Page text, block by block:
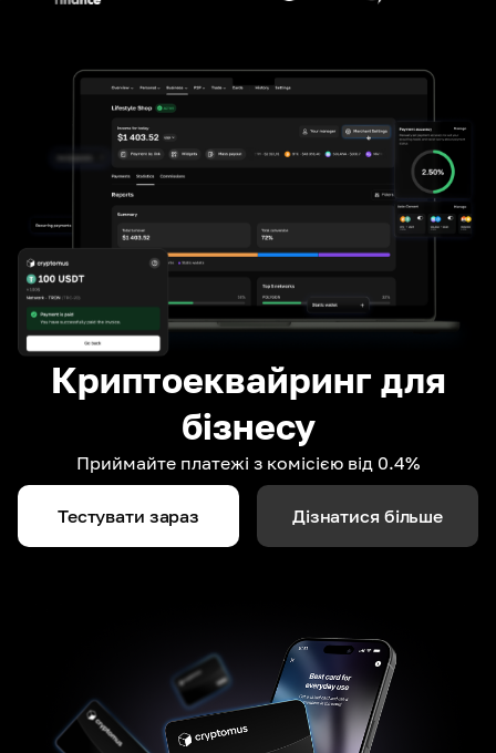
Криптоеквайринг для
бізнесу
Приймайте платежі з комісією від 0.4%
Тестувати зараз Дізнатися більше